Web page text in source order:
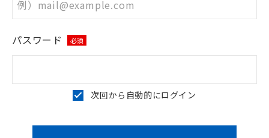
パスワード 必須
次回から自動的にログイン